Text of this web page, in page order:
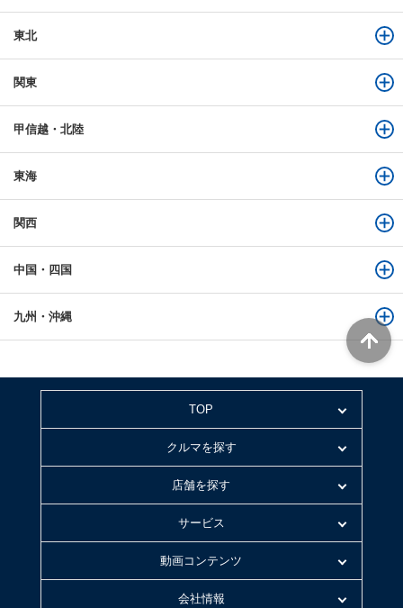
東北
関東
甲信越・北陸
東海
関西
中国・四国
九州・沖縄
TOP
クルマを探す
店舗を探す
サービス
動画コンテンツ
会社情報